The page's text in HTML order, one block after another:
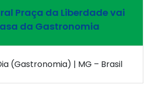
Praça da Liberdade vai
da Gastronomia
(Gastronomia) | MG – Brasil